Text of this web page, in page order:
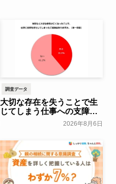
調査データ
大切な存在を失うことで生
じてしまう仕事への支障
「経験がある」38.8％～ビ
ースタイルグループ～
2026年8月6日